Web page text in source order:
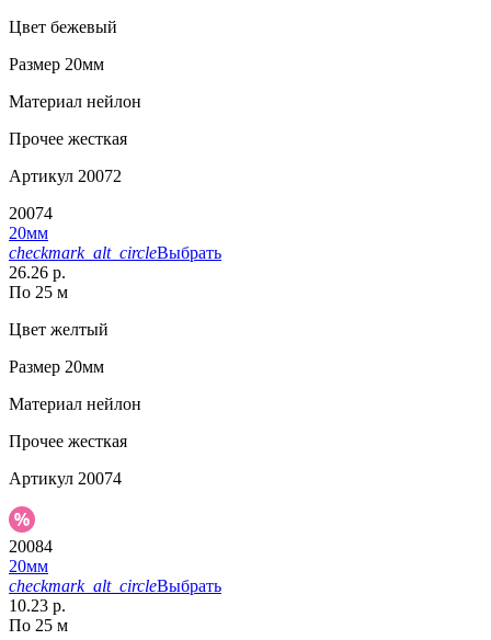
Цвет бежевый
Размер 20мм
Материал нейлон
Прочее жесткая
Артикул 20072
20074
20мм
checkmark_alt_circleВыбрать
26.26 р.
По 25 м
Цвет желтый
Размер 20мм
Материал нейлон
Прочее жесткая
Артикул 20074
20084
20мм
checkmark_alt_circleВыбрать
10.23 р.
По 25 м